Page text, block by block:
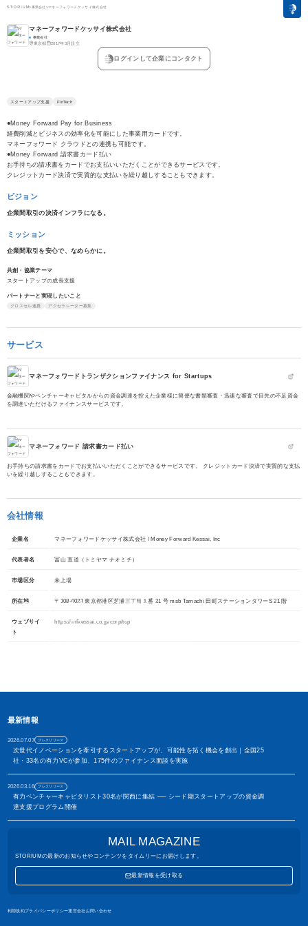
>事業会社>マネーフォワードケッサイ株式会社
マネーフォワードケッサイ株式会社
事業会社
東京都 2017年3月設立
ログインして企業にコンタクト
スタートアップ支援 FinTech
●Money Forward Pay for Business
経費削減とビジネスの効率化を可能にした事業用カードです。
マネーフォワード クラウドとの連携も可能です。
●Money Forward 請求書カード払い
お手持ちの請求書をカードでお支払いいただくことができるサービスです。
クレジットカード決済で実質的な支払いを繰り越しすることもできます。
ビジョン
企業間取引の決済インフラになる。
ミッション
企業間取引を安心で、なめらかに。
共創・協業テーマ
スタートアップの成長支援
パートナーと実現したいこと
クロスセル連携 アクセラレーター募集
サービス
マネーフォワードトランザクションファイナンス for Startups
金融機関やベンチャーキャピタルからの資金調達を控えた企業様に簡便な書類審査・迅速な審査で目先の不足資金
を調達いただけるファイナンスサービスです。
マネーフォワード 請求書カード払い
お手持ちの請求書をカードでお支払いいただくことができるサービスです。 クレジットカード決済で実質的な支払
いを繰り越しすることもできます。
会社情報
企業名 マネーフォワードケッサイ株式会社 / Money Forward Kessai, Inc
代表者名 冨山 直道（トミヤマ ナオミチ）
市場区分 未上場
所在地 〒108-0023 東京都港区芝浦三丁目１番 21 号 msb Tamachi 田町ステーションタワーS 21 階
ウェブサイ
ト
https://mfkessai.co.jp/corp/top
資金調達や協業・共創を加速させる
イノベーション・プラットフォーム
最新情報
2026.07.07 プレスリリース
次世代イノベーションを牽引するスタートアップが、可能性を拓く機会を創出｜全国25
社・33名の有力VCが参加、175件のファイナンス面談を実施
2026.03.16 プレスリリース
有力ベンチャーキャピタリスト30名が関西に集結 ── シード期スタートアップの資金調
達支援プログラム開催
2026年 年頭ご挨拶｜5周年を迎えたSTORIUMの挑戦について
2026.01.06
STORIUM、企業間の「出会いのプロセス」を再定義。ステークホルダー連携を進化させ
MAIL MAGAZINE
STORIUMの最新のお知らせやコンテンツをタイムリーにお届けします。
最新情報を受け取る
利用規約プライバシーポリシー運営会社 お問い合わせ